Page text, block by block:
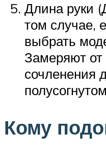
Длина руки
том случае,
выбрать
Замеряют от
сочленения
Кому